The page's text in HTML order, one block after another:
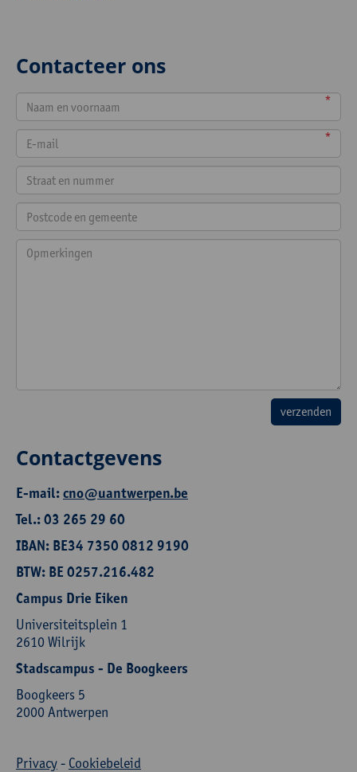
Contacteer ons
*
*
Contactgevens
E-mail:cno@uantwerpen.be
Tel.: 03 265 29 60
IBAN: BE34 7350 0812 9190
BTW: BE 0257.216.482
Campus Drie Eiken
Universiteitsplein 1
2610 Wilrijk
Stadscampus - De Boogkeers
Boogkeers 5
2000 Antwerpen
Privacy- Cookiebeleid